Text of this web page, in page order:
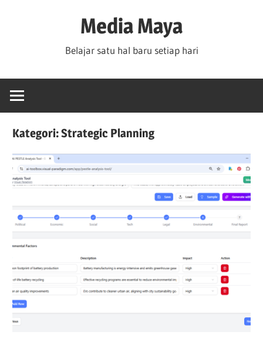
Media Maya
Belajar satu hal baru setiap hari
Kategori:Strategic Planning